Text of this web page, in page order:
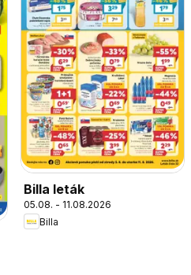
Billa leták
05.08. - 11.08.2026
Billa